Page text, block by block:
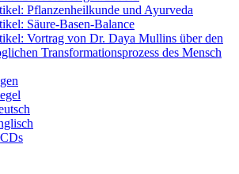
Pflanzenheilkunde und Ayurveda
Säure-Basen-Balance
Vortrag von Dr. Daya Mullins über den
Transformationsprozess des Mensch